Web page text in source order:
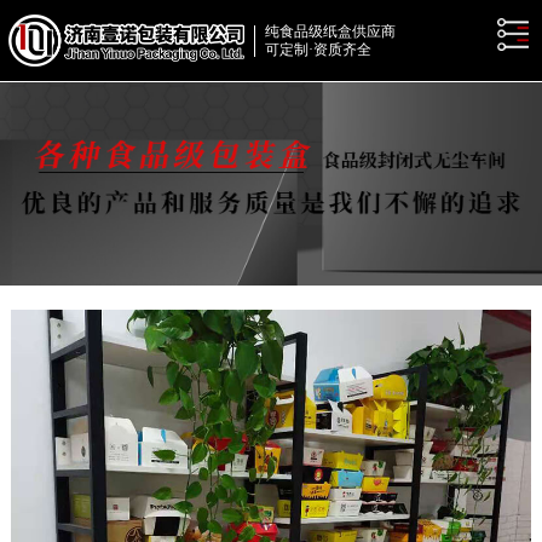
纯食品级纸盒供应商
可定制·资质齐全